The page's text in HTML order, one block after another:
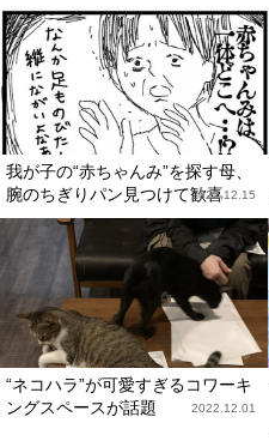
我が子の“赤ちゃんみ”を探す母、
腕のちぎりパン見つけて歓喜2022.12.15
“ネコハラ”が可愛すぎるコワーキ
ングスペースが話題
2022.12.01